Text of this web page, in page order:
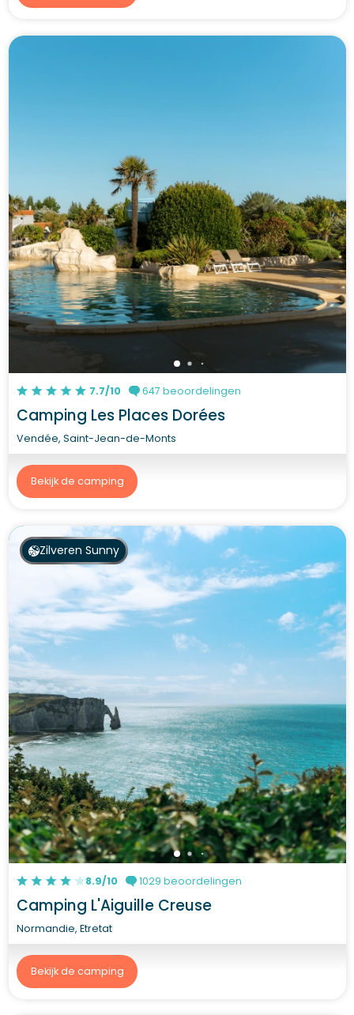
7.7/10 647 beoordelingen
Camping Les Places Dorées
Vendée, Saint-Jean-de-Monts
Bekijk de camping
Zilveren Sunny
8.9/10 1029 beoordelingen
Camping L'Aiguille Creuse
Normandie, Etretat
Bekijk de camping